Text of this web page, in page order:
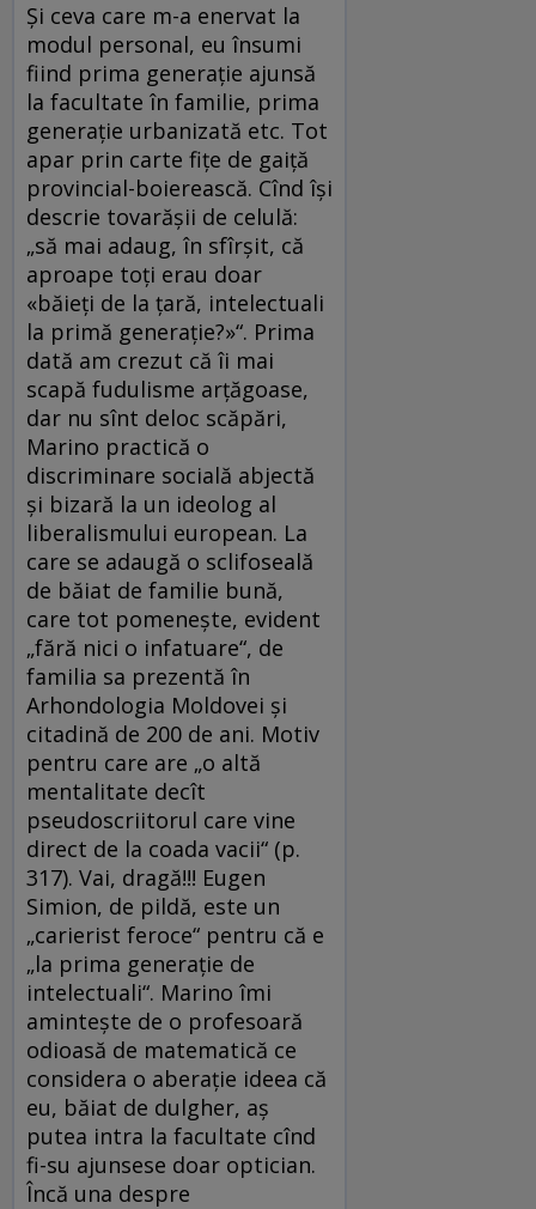
Şi ceva care m-a enervat la
modul personal, eu însumi
fiind prima generaţie ajunsă
la facultate în familie, prima
generaţie urbanizată etc. Tot
apar prin carte fiţe de gaiţă
provincial-boierească. Cînd îşi
descrie tovarăşii de celulă:
„să mai adaug, în sfîrşit, că
aproape toţi erau doar
«băieţi de la ţară, intelectuali
la primă generaţie?»“. Prima
dată am crezut că îi mai
scapă fudulisme arţăgoase,
dar nu sînt deloc scăpări,
Marino practică o
discriminare socială abjectă
şi bizară la un ideolog al
liberalismului european. La
care se adaugă o sclifoseală
de băiat de familie bună,
care tot pomeneşte, evident
„fără nici o infatuare“, de
familia sa prezentă în
Arhondologia Moldovei şi
citadină de 200 de ani. Motiv
pentru care are „o altă
mentalitate decît
pseudoscriitorul care vine
direct de la coada vacii“ (p.
317). Vai, dragă!!! Eugen
Simion, de pildă, este un
„carierist feroce“ pentru că e
„la prima generaţie de
intelectuali“. Marino îmi
aminteşte de o profesoară
odioasă de matematică ce
considera o aberaţie ideea că
eu, băiat de dulgher, aş
putea intra la facultate cînd
fi-su ajunsese doar optician.
Încă una despre